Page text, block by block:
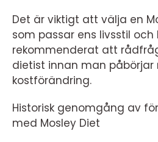
Det är viktigt att välja en
som passar ens livsstil
rekommenderat att
dietist innan man
kostförändring.
Historisk genomgång av
med Mosley Diet